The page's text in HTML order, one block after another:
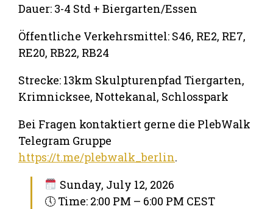
Dauer: 3-4 Std + Biergarten/Essen
Öffentliche Verkehrsmittel: S46, RE2, RE7,
RE20, RB22, RB24
Strecke: 13km Skulpturenpfad Tiergarten,
Krimnicksee, Nottekanal, Schlosspark
Bei Fragen kontaktiert gerne die PlebWalk
Telegram Gruppe
https://t.me/plebwalk_berlin.
Sunday, July 12, 2026
🕔 Time: 2:00 PM – 6:00 PM CEST